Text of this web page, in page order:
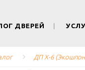
ДВЕРЕЙ
ДП Х-6